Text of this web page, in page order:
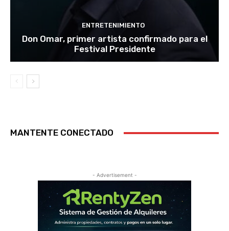
ENTRETENIMIENTO
Don Omar, primer artista confirmado para el
Festival Presidente
MANTENTE CONECTADO
- Advertisement -